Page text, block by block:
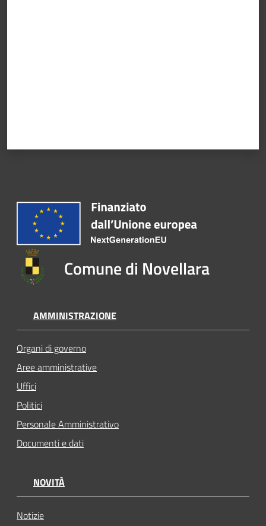
Comune di Novellara
AMMINISTRAZIONE
Organi di governo
Aree amministrative
Uffici
Politici
Personale Amministrativo
Documenti e dati
NOVITÀ
Notizie